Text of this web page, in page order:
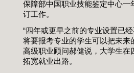
保障部中国职业技能鉴定中心一
订工作。
“四年或更早之前的专业设置已
将要报考专业的学生可以把未来
高级职业顾问郝健说，大学生
拓宽就业出路。